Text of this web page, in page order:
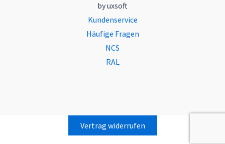
by uxsoft
Kundenservice
Häufige Fragen
NCS
RAL
Vertrag widerrufen